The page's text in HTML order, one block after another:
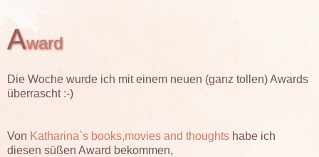
Award
Die Woche wurde ich mit einem neuen (ganz tollen) Awards
überrascht :-)
Von Katharina`s books,movies and thoughts habe ich
diesen süßen Award bekommen,